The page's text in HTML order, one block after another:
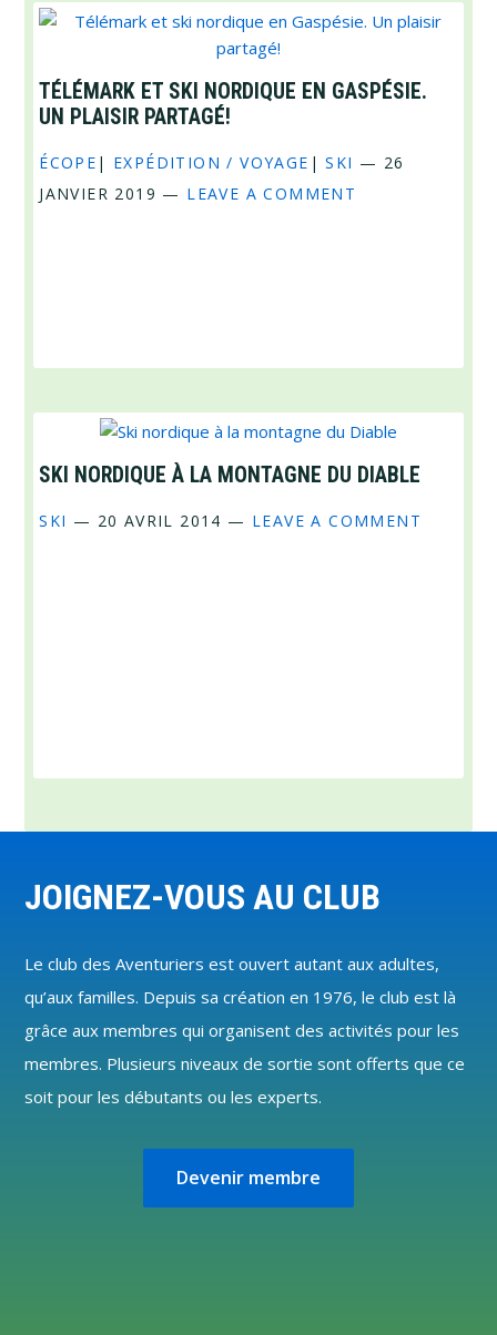
TÉLÉMARK ET SKI NORDIQUE EN GASPÉSIE.
UN PLAISIR PARTAGÉ!
ÉCOPE | EXPÉDITION / VOYAGE |SKI — 26
JANVIER 2019 — LEAVE A COMMENT
SKI NORDIQUE À LA MONTAGNE DU DIABLE
SKI — 20 AVRIL 2014 — LEAVE A COMMENT
Footer
JOIGNEZ-VOUS AU CLUB
Le club des Aventuriers est ouvert autant aux adultes,
qu’aux familles. Depuis sa création en 1976, le club est là
grâce aux membres qui organisent des activités pour les
membres. Plusieurs niveaux de sortie sont offerts que ce
soit pour les débutants ou les experts.
Devenir membre